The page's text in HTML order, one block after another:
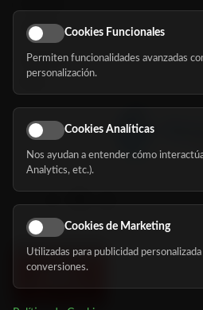
Eventos
Nosotros
Síguenos
Cookies Funcionales
Permiten funcionalidades avanzadas
personalización.
Cookies Analíticas
Nos ayudan a entender cómo
Analytics, etc.).
Cookies de Marketing
Utilizadas para publicidad
conversiones.